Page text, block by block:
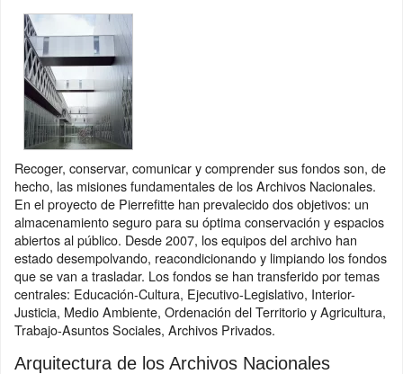
Recoger, conservar, comunicar y comprender sus fondos son, de
hecho, las misiones fundamentales de los Archivos Nacionales.
En el proyecto de Pierrefitte han prevalecido dos objetivos: un
almacenamiento seguro para su óptima conservación y espacios
abiertos al público. Desde 2007, los equipos del archivo han
estado desempolvando, reacondicionando y limpiando los fondos
que se van a trasladar. Los fondos se han transferido por temas
centrales: Educación-Cultura, Ejecutivo-Legislativo, Interior-
Justicia, Medio Ambiente, Ordenación del Territorio y Agricultura,
Trabajo-Asuntos Sociales, Archivos Privados.
Arquitectura de los Archivos Nacionales